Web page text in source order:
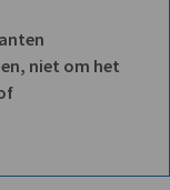
niet om het